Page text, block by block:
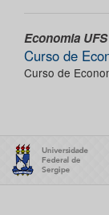
Economia UFS
Curso de
Curso de